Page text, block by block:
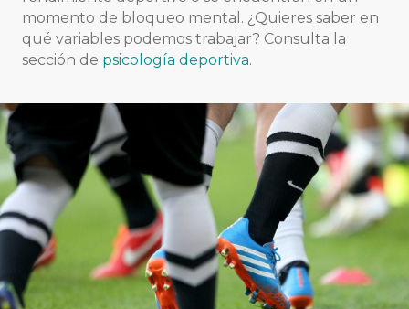
momento de bloqueo mental. ¿Quieres saber en
qué variables podemos trabajar? Consulta la
sección de psicología deportiva.